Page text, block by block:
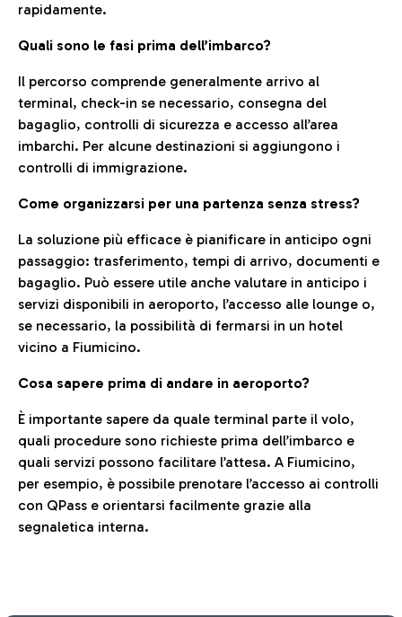
rapidamente.
Quali sono le fasi prima dell’imbarco?
Il percorso comprende generalmente arrivo al
terminal, check-in se necessario, consegna del
bagaglio, controlli di sicurezza e accesso all’area
imbarchi. Per alcune destinazioni si aggiungono i
controlli di immigrazione.
Come organizzarsi per una partenza senza stress?
La soluzione più efficace è pianificare in anticipo ogni
passaggio: trasferimento, tempi di arrivo, documenti e
bagaglio. Può essere utile anche valutare in anticipo i
servizi disponibili in aeroporto, l’accesso alle lounge o,
se necessario, la possibilità di fermarsi in un hotel
vicino a Fiumicino.
Cosa sapere prima di andare in aeroporto?
È importante sapere da quale terminal parte il volo,
quali procedure sono richieste prima dell’imbarco e
quali servizi possono facilitare l’attesa. A Fiumicino,
per esempio, è possibile prenotare l’accesso ai controlli
con QPass e orientarsi facilmente grazie alla
segnaletica interna.